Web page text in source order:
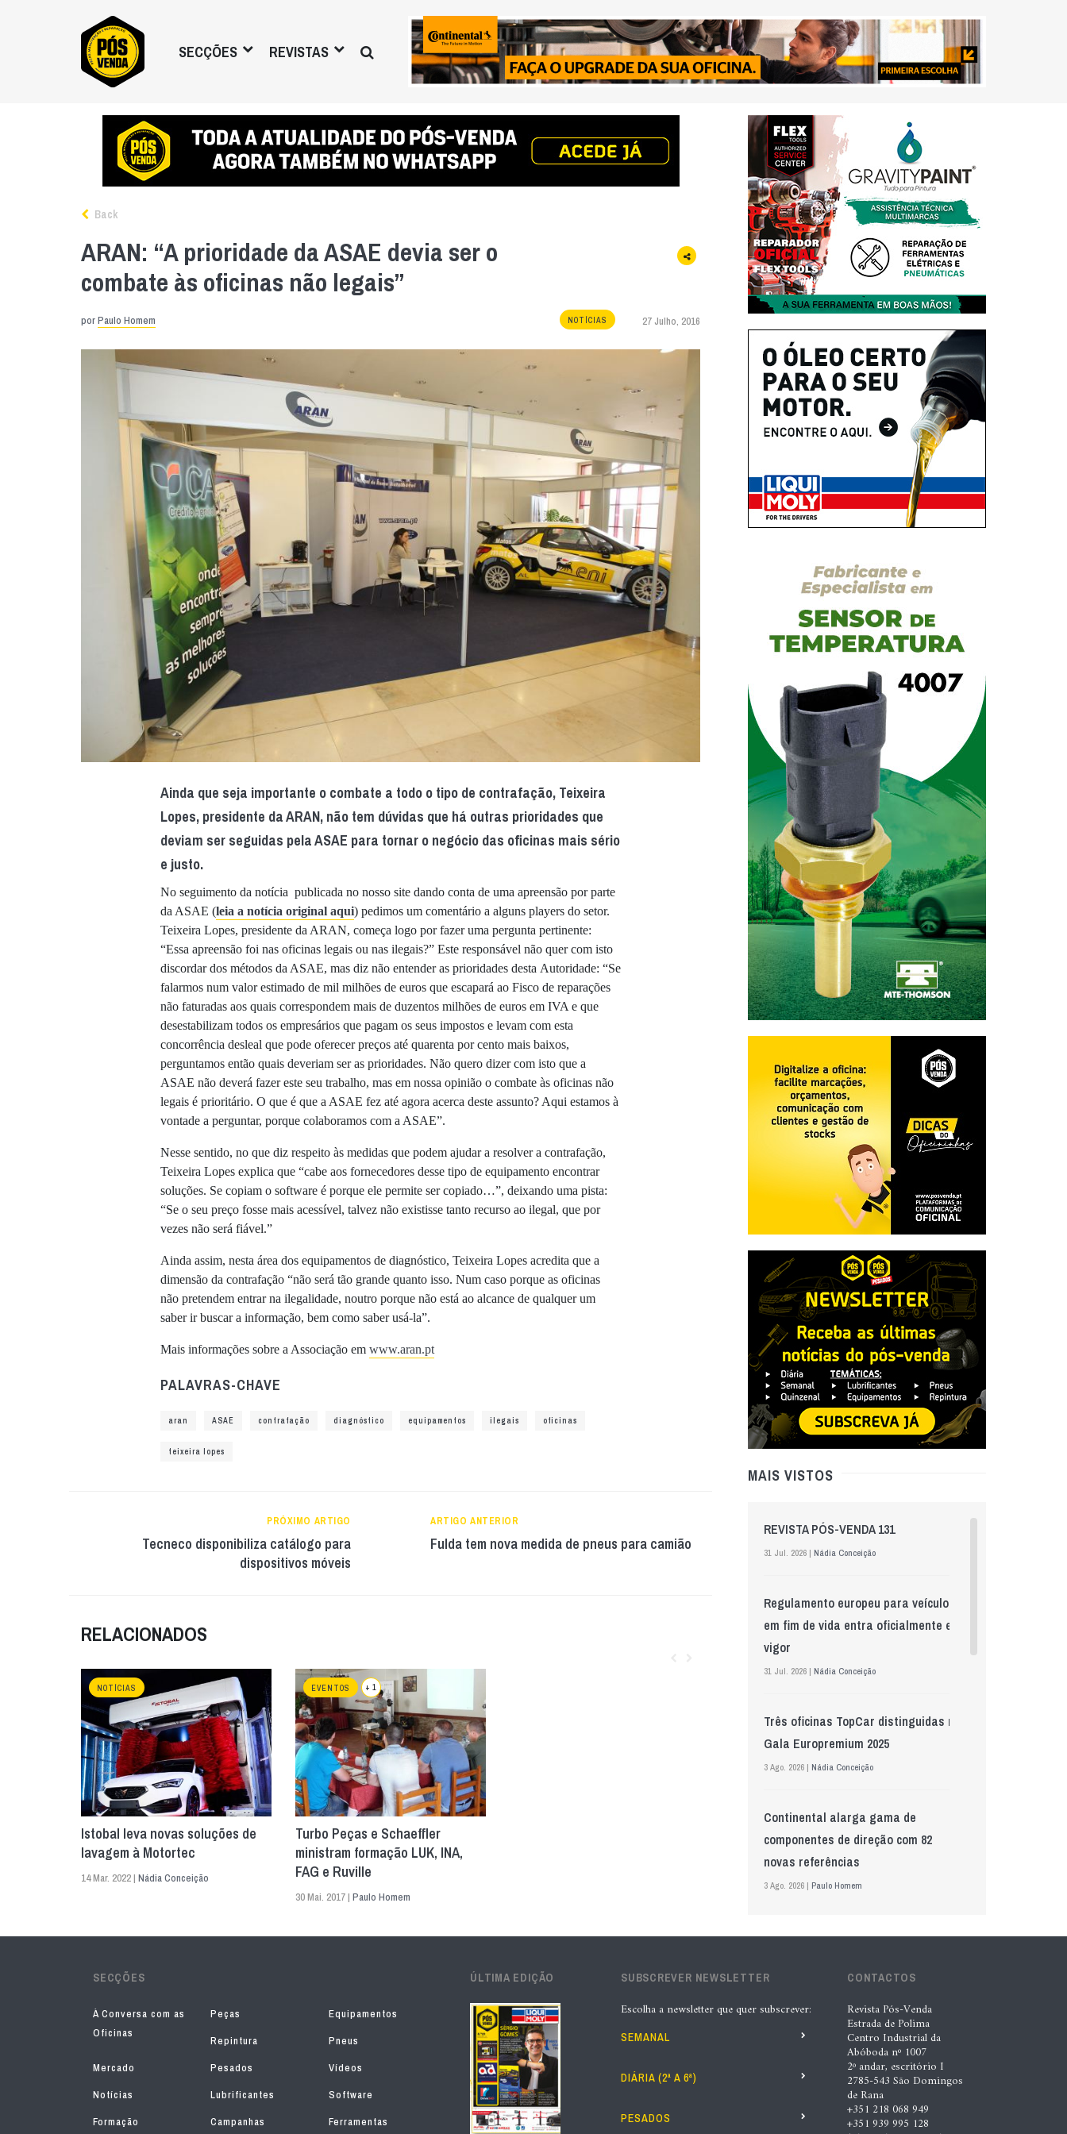
SECÇÕES REVISTAS
Back
ARAN: “A prioridade da ASAE devia ser o
combate às oficinas não legais”
porPaulo Homem NOTÍCIAS 27 Julho, 2016
Ainda que seja importante o combate a todo o tipo de contrafação, Teixeira
Lopes, presidente da ARAN, não tem dúvidas que há outras prioridades que
deviam ser seguidas pela ASAE para tornar o negócio das oficinas mais sério
e justo.
No seguimento da notícia publicada no nosso site dando conta de uma apreensão por parte
da ASAE (leia a notícia original aqui) pedimos um comentário a alguns players do setor.
Teixeira Lopes, presidente da ARAN, começa logo por fazer uma pergunta pertinente:
“Essa apreensão foi nas oficinas legais ou nas ilegais?” Este responsável não quer com isto
discordar dos métodos da ASAE, mas diz não entender as prioridades desta Autoridade: “Se
falarmos num valor estimado de mil milhões de euros que escapará ao Fisco de reparações
não faturadas aos quais correspondem mais de duzentos milhões de euros em IVA e que
desestabilizam todos os empresários que pagam os seus impostos e levam com esta
concorrência desleal que pode oferecer preços até quarenta por cento mais baixos,
perguntamos então quais deveriam ser as prioridades. Não quero dizer com isto que a
ASAE não deverá fazer este seu trabalho, mas em nossa opinião o combate às oficinas não
legais é prioritário. O que é que a ASAE fez até agora acerca deste assunto? Aqui estamos à
vontade a perguntar, porque colaboramos com a ASAE”.
Nesse sentido, no que diz respeito às medidas que podem ajudar a resolver a contrafação,
Teixeira Lopes explica que “cabe aos fornecedores desse tipo de equipamento encontrar
soluções. Se copiam o software é porque ele permite ser copiado…”, deixando uma pista:
“Se o seu preço fosse mais acessível, talvez não existisse tanto recurso ao ilegal, que por
vezes não será fiável.”
Ainda assim, nesta área dos equipamentos de diagnóstico, Teixeira Lopes acredita que a
dimensão da contrafação “não será tão grande quanto isso. Num caso porque as oficinas
não pretendem entrar na ilegalidade, noutro porque não está ao alcance de qualquer um
saber ir buscar a informação, bem como saber usá-la”.
Mais informações sobre a Associação em www.aran.pt
PALAVRAS-CHAVE
aran ASAE contrafação diagnóstico equipamentos ilegais oficinas
teixeira lopes
PRÓXIMO ARTIGO
Tecneco disponibiliza catálogo para
dispositivos móveis
ARTIGO ANTERIOR
Fulda tem nova medida de pneus para camião
RELACIONADOS
NOTÍCIAS
Istobal leva novas soluções de
lavagem à Motortec
14 Mar. 2022 | Nádia Conceição
EVENTOS + 1
Turbo Peças e Schaeffler
ministram formação LUK, INA,
FAG e Ruville
30 Mai. 2017 | Paulo Homem
MAIS VISTOS
REVISTA PÓS-VENDA 131
31 Jul. 2026 | Nádia Conceição
Regulamento europeu para veículos
em fim de vida entra oficialmente em
vigor
31 Jul. 2026 | Nádia Conceição
Três oficinas TopCar distinguidas na
Gala Europremium 2025
3 Ago. 2026 | Nádia Conceição
Continental alarga gama de
componentes de direção com 82
novas referências
3 Ago. 2026 | Paulo Homem
Mewa aposta na IA para automatizar
5 Ago. 2026 | Nádia Conceição
GS Pro Tyres assume representação
exclusiva da Laufenn em Portugal
4 Ago. 2026 | Paulo Homem
Wolf mostra nova geração de
SECÇÕES
À Conversa com as
Oficinas
Peças
Equipamentos
Repintura
Pneus
Mercado
Pesados
Vídeos
Notícias
Lubrificantes
Software
Formação
Campanhas Ferramentas
ÚLTIMA EDIÇÃO SUBSCREVER NEWSLETTER
Escolha a newsletter que quer subscrever:
SEMANAL
DIÁRIA (2ª A 6ª)
PESADOS
CONTACTOS
Revista Pós-Venda
Estrada de Polima
Centro Industrial da
Abóboda nº 1007
2º andar, escritório I
2785-543 São Domingos
de Rana
+351 218 068 949
+351 939 995 128